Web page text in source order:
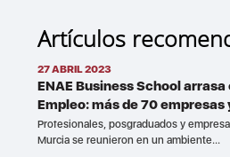
Artículos
27 ABRIL 2023
ENAE Business School arrasa
Empleo: más de 70
Profesionales, posgraduados y
Murcia se reunieron en un ambiente...